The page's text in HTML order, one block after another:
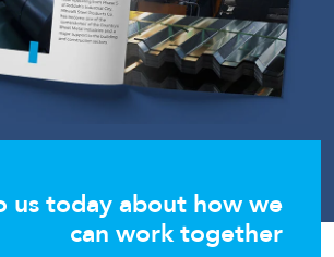
us today about how we
can work together